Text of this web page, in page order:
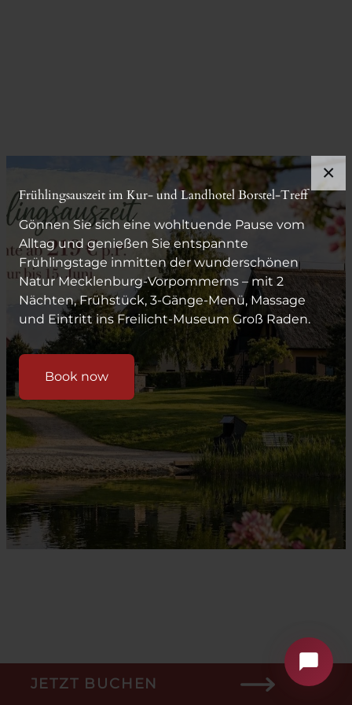
Frühlingsauszeit im Kur- und Landhotel Borstel-Treff
Gönnen Sie sich eine wohltuende Pause vom
Alltag und genießen Sie entspannte
Frühlingstage inmitten der wunderschönen
Natur Mecklenburg-Vorpommerns – mit 2
Nächten, Frühstück, 3-Gänge-Menü, Massage
und Eintritt ins Freilicht-Museum Groß Raden.
Book now
×
JETZT BUCHEN
🌿 Kur- und Landhotel Borstel-Treff
Ihr digitaler Hotelassistent